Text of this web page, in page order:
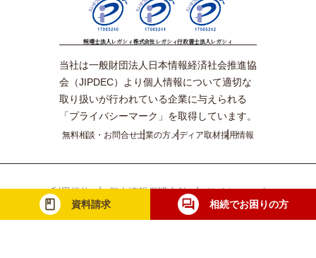
資料請求 相続でお困りの方
税理士法人レガシィ株式会社レガシィ行政書士法人レガシィ
当社は一般財団法人日本情報経済社会推進協
会（JIPDEC）より個人情報について適切な
取り扱いが行われている企業に与えられる
「プライバシーマーク」を取得しています。
無料相談・お問合せ士業の方メディア取材採用情報
© Legacy Management Group. All Rights Reserved.
利用規約 個人情報保護方針 サイトマップ